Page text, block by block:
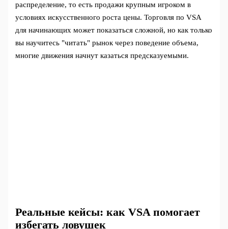
распределение, то есть продажи крупным игроком в
условиях искусственного роста цены. Торговля по VSA
для начинающих может показаться сложной, но как только
вы научитесь "читать" рынок через поведение объема,
многие движения начнут казаться предсказуемыми.
Реальные кейсы: как VSA помогает
избегать ловушек